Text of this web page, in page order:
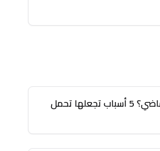
لماذا تستمر في تذكر الماضي؟ 5 أسباب تجعلها تحمل